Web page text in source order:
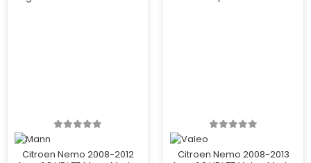
Citroen Nemo 2008-2012
Citroen Nemo 2008-2013